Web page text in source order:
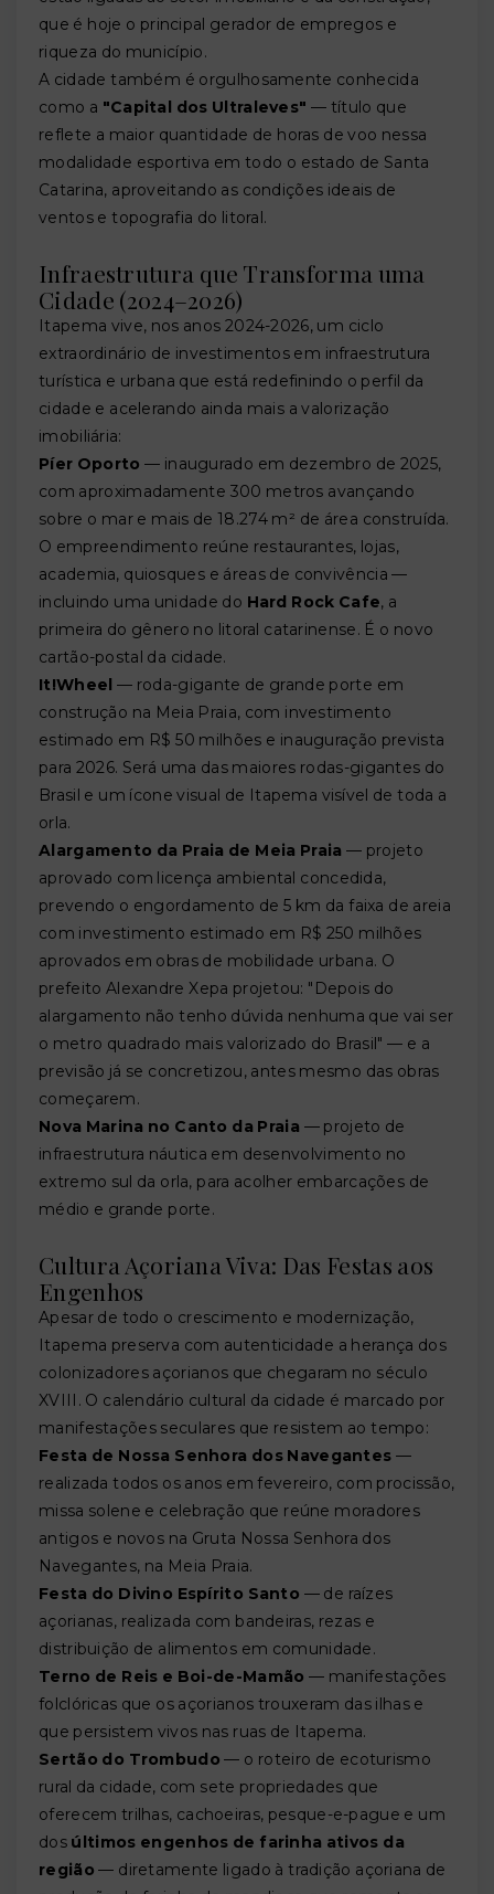
que é hoje o principal gerador de empregos e
riqueza do município.
A cidade também é orgulhosamente conhecida
como a "Capital dos Ultraleves" — título que
reflete a maior quantidade de horas de voo nessa
modalidade esportiva em todo o estado de Santa
Catarina, aproveitando as condições ideais de
ventos e topografia do litoral.
Infraestrutura que Transforma uma
Cidade (2024–2026)
Itapema vive, nos anos 2024-2026, um ciclo
extraordinário de investimentos em infraestrutura
turística e urbana que está redefinindo o perfil da
cidade e acelerando ainda mais a valorização
imobiliária:
Píer Oporto — inaugurado em dezembro de 2025,
com aproximadamente 300 metros avançando
sobre o mar e mais de 18.274 m² de área construída.
O empreendimento reúne restaurantes, lojas,
academia, quiosques e áreas de convivência —
incluindo uma unidade do Hard Rock Cafe, a
primeira do gênero no litoral catarinense. É o novo
cartão-postal da cidade.
It!Wheel — roda-gigante de grande porte em
construção na Meia Praia, com investimento
estimado em R$ 50 milhões e inauguração prevista
para 2026. Será uma das maiores rodas-gigantes do
Brasil e um ícone visual de Itapema visível de toda a
orla.
Alargamento da Praia de Meia Praia — projeto
aprovado com licença ambiental concedida,
prevendo o engordamento de 5 km da faixa de areia
com investimento estimado em R$ 250 milhões
aprovados em obras de mobilidade urbana. O
prefeito Alexandre Xepa projetou: "Depois do
alargamento não tenho dúvida nenhuma que vai ser
o metro quadrado mais valorizado do Brasil" — e a
previsão já se concretizou, antes mesmo das obras
começarem.
Nova Marina no Canto da Praia — projeto de
infraestrutura náutica em desenvolvimento no
extremo sul da orla, para acolher embarcações de
médio e grande porte.
Cultura Açoriana Viva: Das Festas aos
Engenhos
Apesar de todo o crescimento e modernização,
Itapema preserva com autenticidade a herança dos
colonizadores açorianos que chegaram no século
XVIII. O calendário cultural da cidade é marcado por
manifestações seculares que resistem ao tempo:
Festa de Nossa Senhora dos Navegantes —
realizada todos os anos em fevereiro, com procissão,
missa solene e celebração que reúne moradores
antigos e novos na Gruta Nossa Senhora dos
Navegantes, na Meia Praia.
Festa do Divino Espírito Santo — de raízes
açorianas, realizada com bandeiras, rezas e
distribuição de alimentos em comunidade.
Terno de Reis e Boi-de-Mamão — manifestações
folclóricas que os açorianos trouxeram das ilhas e
que persistem vivos nas ruas de Itapema.
Sertão do Trombudo — o roteiro de ecoturismo
rural da cidade, com sete propriedades que
oferecem trilhas, cachoeiras, pesque-e-pague e um
dos últimos engenhos de farinha ativos da
região — diretamente ligado à tradição açoriana de